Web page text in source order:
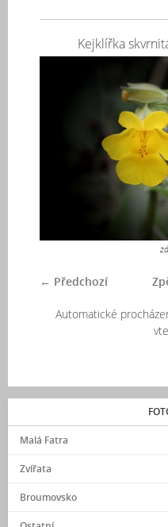
Kejklířka
← Předchozí
Automatické
Malá Fatra
Zvířata
Broumovsko